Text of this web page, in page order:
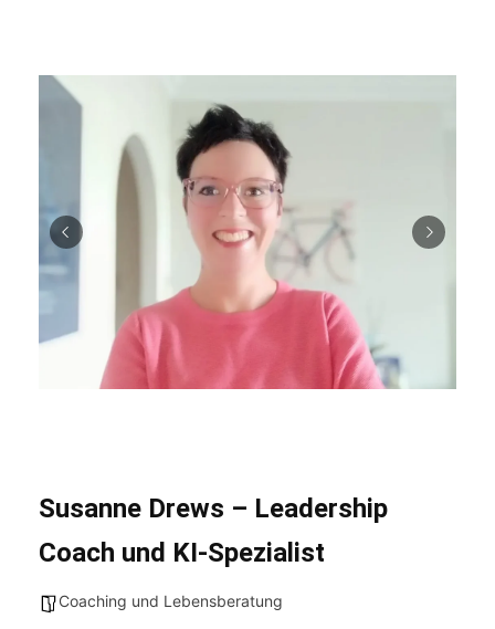
Susanne Drews – Leadership
Coach und KI-Spezialist
Coaching und Lebensberatung